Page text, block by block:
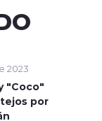
2023
"Coco"
por